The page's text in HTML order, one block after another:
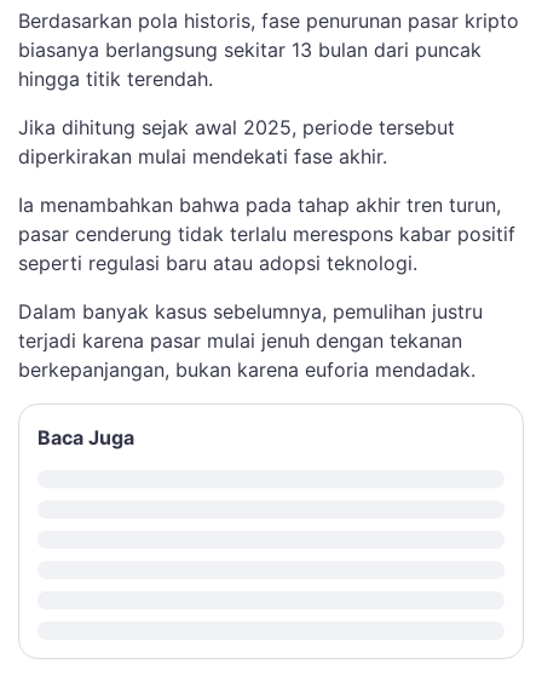
Berdasarkan pola historis, fase penurunan pasar kripto
biasanya berlangsung sekitar 13 bulan dari puncak
hingga titik terendah.
Jika dihitung sejak awal 2025, periode tersebut
diperkirakan mulai mendekati fase akhir.
Ia menambahkan bahwa pada tahap akhir tren turun,
pasar cenderung tidak terlalu merespons kabar positif
seperti regulasi baru atau adopsi teknologi.
Dalam banyak kasus sebelumnya, pemulihan justru
terjadi karena pasar mulai jenuh dengan tekanan
berkepanjangan, bukan karena euforia mendadak.
Baca Juga